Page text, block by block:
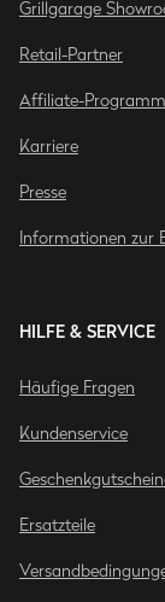
Grillgarage
Retail-Partner
Affiliate-Programm
Karriere
Presse
Informationen zur
HILFE & SERVICE
Häufige Fragen
Kundenservice
Ersatzteile